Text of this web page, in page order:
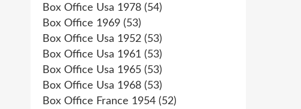
Box Office Usa 1978 (54)
Box Office 1969 (53)
Box Office Usa 1952 (53)
Box Office Usa 1961 (53)
Box Office Usa 1965 (53)
Box Office Usa 1968 (53)
Box Office France 1954 (52)